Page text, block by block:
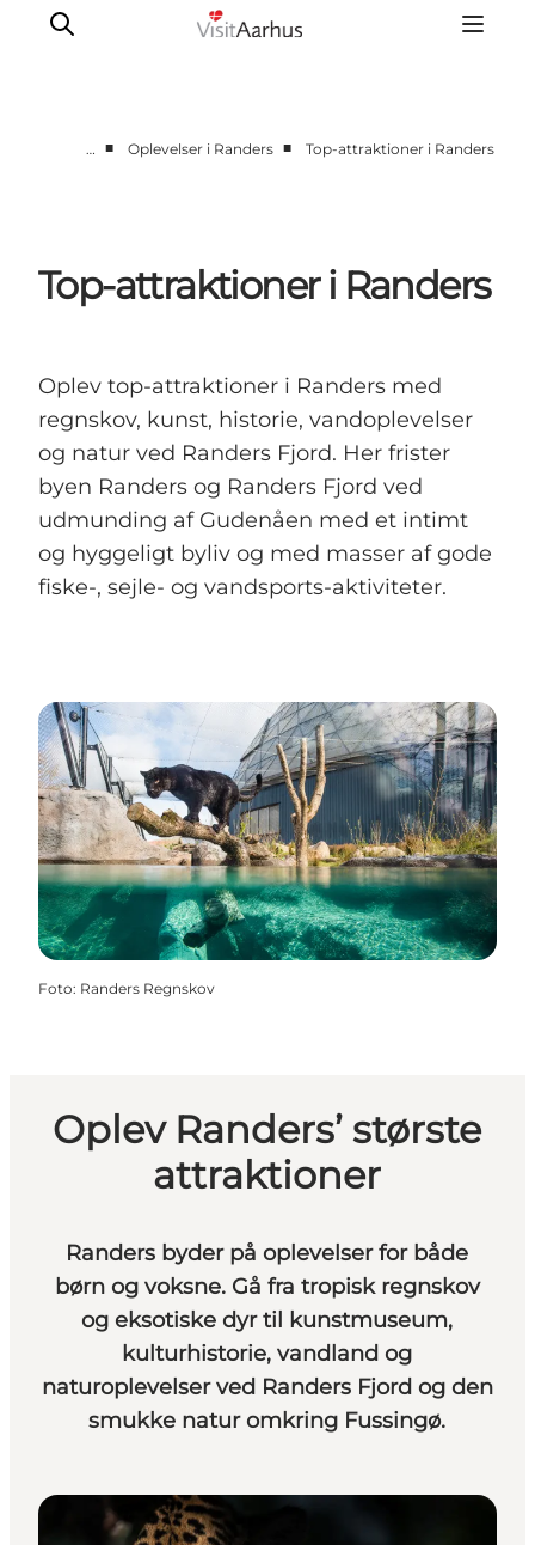
Djursland
Randers
Viborg
Favrskov
… ■ Oplevelser i Randers ■ Top-attraktioner i Randers
Top-attraktioner i Randers
Oplev top-attraktioner i Randers med
regnskov, kunst, historie, vandoplevelser
og natur ved Randers Fjord. Her frister
byen Randers og Randers Fjord ved
udmunding af Gudenåen med et intimt
og hyggeligt byliv og med masser af gode
fiske-, sejle- og vandsports-aktiviteter.
Foto: Randers Regnskov
Oplev Randers’ største
attraktioner
Randers byder på oplevelser for både
børn og voksne. Gå fra tropisk regnskov
og eksotiske dyr til kunstmuseum,
kulturhistorie, vandland og
naturoplevelser ved Randers Fjord og den
smukke natur omkring Fussingø.